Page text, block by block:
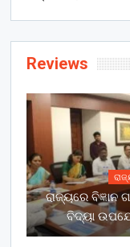
Reviews
ରାଜ୍ୟରେ
ବିଦ୍ୟା